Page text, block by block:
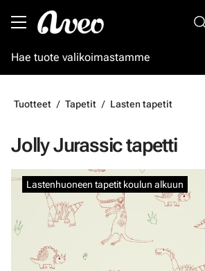
Tuotteet Tapetit Lasten tapetit
Jolly Jurassic tapetti
Lastenhuoneen tapetit koulun alkuun
Ohita kuvat